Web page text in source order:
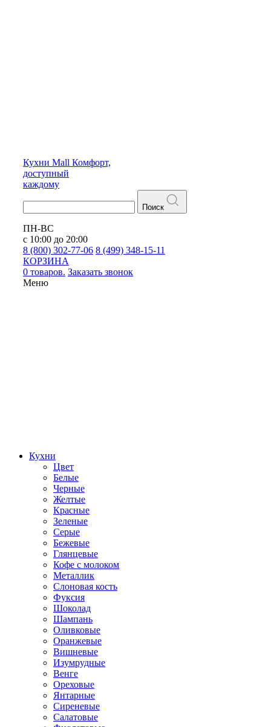
Кухни Mall Комфорт,
доступный
каждому
Поиск
ПН-ВС
с 10:00 до 20:00
8 (800) 302-77-06 8 (499) 348-15-11
КОРЗИНА
0 товаров. Заказать звонок
Меню
Кухни
Цвет
Белые
Черные
Желтые
Красные
Зеленые
Серые
Бежевые
Глянцевые
Кофе с молоком
Металлик
Слоновая кость
Фуксия
Шоколад
Шампань
Оливковые
Оранжевые
Вишневые
Изумрудные
Венге
Ореховые
Янтарные
Сиреневые
Салатовые